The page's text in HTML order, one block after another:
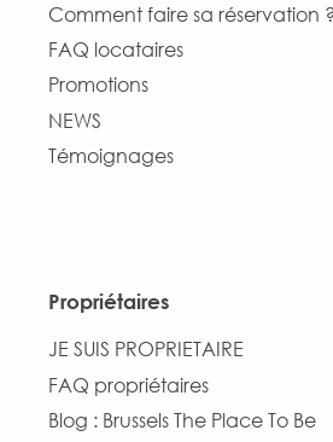
Comment faire sa réservation ?
FAQ locataires
Promotions
NEWS
Témoignages
Propriétaires
JE SUIS PROPRIETAIRE
FAQ propriétaires
Blog : Brussels The Place To Be